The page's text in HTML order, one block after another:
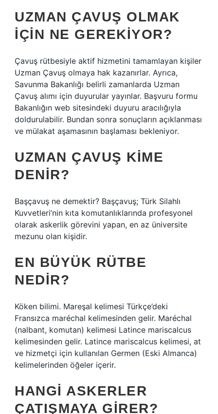
UZMAN ÇAVUŞ OLMAK
IÇIN NE GEREKIYOR?
Çavuş rütbesiyle aktif hizmetini tamamlayan kişiler
Uzman Çavuş olmaya hak kazanırlar. Ayrıca,
Savunma Bakanlığı belirli zamanlarda Uzman
Çavuş alımı için duyurular yayınlar. Başvuru formu
Bakanlığın web sitesindeki duyuru aracılığıyla
doldurulabilir. Bundan sonra sonuçların açıklanması
ve mülakat aşamasının başlaması bekleniyor.
UZMAN ÇAVUŞ KIME
DENIR?
Başçavuş ne demektir? Başçavuş; Türk Silahlı
Kuvvetleri’nin kıta komutanlıklarında profesyonel
olarak askerlik görevini yapan, en az üniversite
mezunu olan kişidir.
EN BÜYÜK RÜTBE
NEDIR?
Köken bilimi. Mareşal kelimesi Türkçe’deki
Fransızca maréchal kelimesinden gelir. Maréchal
(nalbant, komutan) kelimesi Latince mariscalcus
kelimesinden gelir. Latince mariscalcus kelimesi, at
ve hizmetçi için kullanılan Germen (Eski Almanca)
kelimelerinden öğeler içerir.
HANGI ASKERLER
ÇATIŞMAYA GIRER?